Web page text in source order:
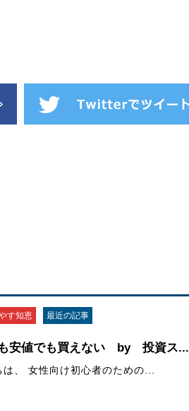
す知恵 最近の記事
安値でも買えない by 投資ス...
は、 女性向け初心者のための...